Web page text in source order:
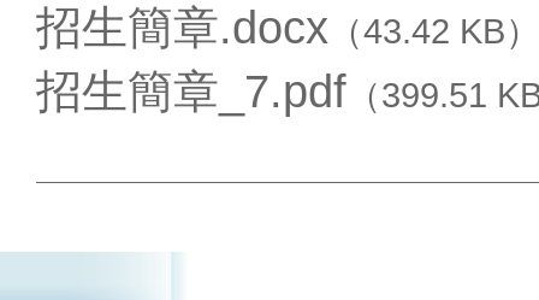
招生簡章.docx （43.42 KB）
招生簡章_7.pdf（399.51